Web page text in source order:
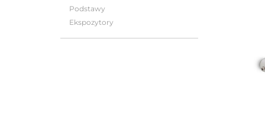
Podstawy
Ekspozytory